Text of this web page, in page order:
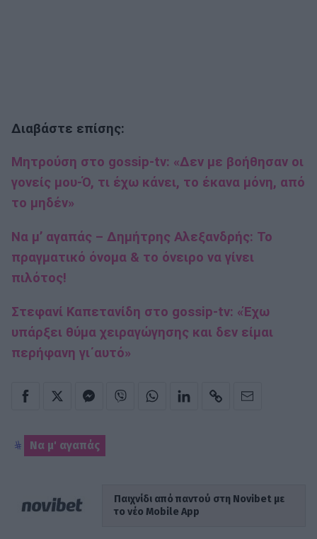
Διαβάστε επίσης:
Μητρούση στο gossip-tv: «Δεν με βοήθησαν οι
γονείς μου-Ό, τι έχω κάνει, το έκανα μόνη, από
το μηδέν»
Να μ’ αγαπάς – Δημήτρης Αλεξανδρής: Το
πραγματικό όνομα & το όνειρο να γίνει
πιλότος!
Στεφανί Καπετανίδη στο gossip-tv: «Έχω
υπάρξει θύμα χειραγώγησης και δεν είμαι
περήφανη γι΄αυτό»
Να μ' αγαπάς
Παιχνίδι από παντού στη Novibet με
το νέο Mobile App